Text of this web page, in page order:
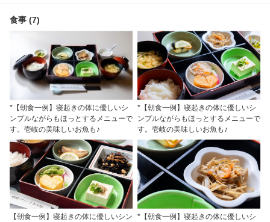
食事 (7)
*【朝食一例】寝起きの体に優しいシ
ンプルながらもほっとするメニューで
す。壱岐の美味しいお魚も♪
*【朝食一例】寝起きの体に優しいシ
ンプルながらもほっとするメニューで
す。壱岐の美味しいお魚も♪
【朝食一例】寝起きの体に優しいシン
*【朝食一例】寝起きの体に優しいシ